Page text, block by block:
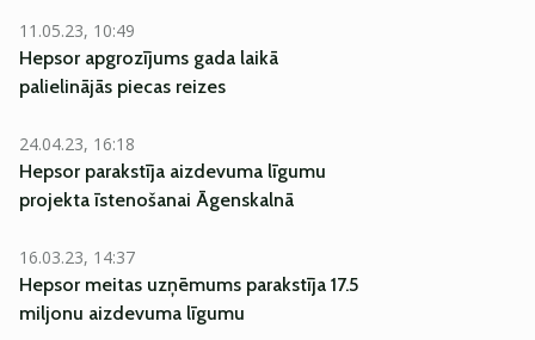
11.05.23, 10:49
Hepsor apgrozījums gada laikā
palielinājās piecas reizes
24.04.23, 16:18
Hepsor parakstīja aizdevuma līgumu
projekta īstenošanai Āgenskalnā
16.03.23, 14:37
Hepsor meitas uzņēmums parakstīja 17.5
miljonu aizdevuma līgumu